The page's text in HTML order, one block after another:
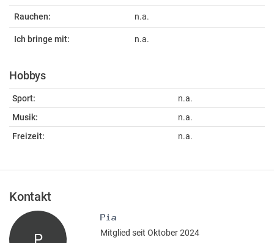
Rauchen: n.a.
Ich bringe mit: n.a.
Hobbys
Sport:
n.a.
Musik:
n.a.
Freizeit:
n.a.
Kontakt
P Mitglied seit Oktober 2024